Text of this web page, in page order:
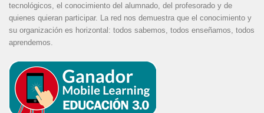
tecnológicos, el conocimiento del alumnado, del profesorado y de
quienes quieran participar. La red nos demuestra que el conocimiento y
su organización es horizontal: todos sabemos, todos enseñamos, todos
aprendemos.